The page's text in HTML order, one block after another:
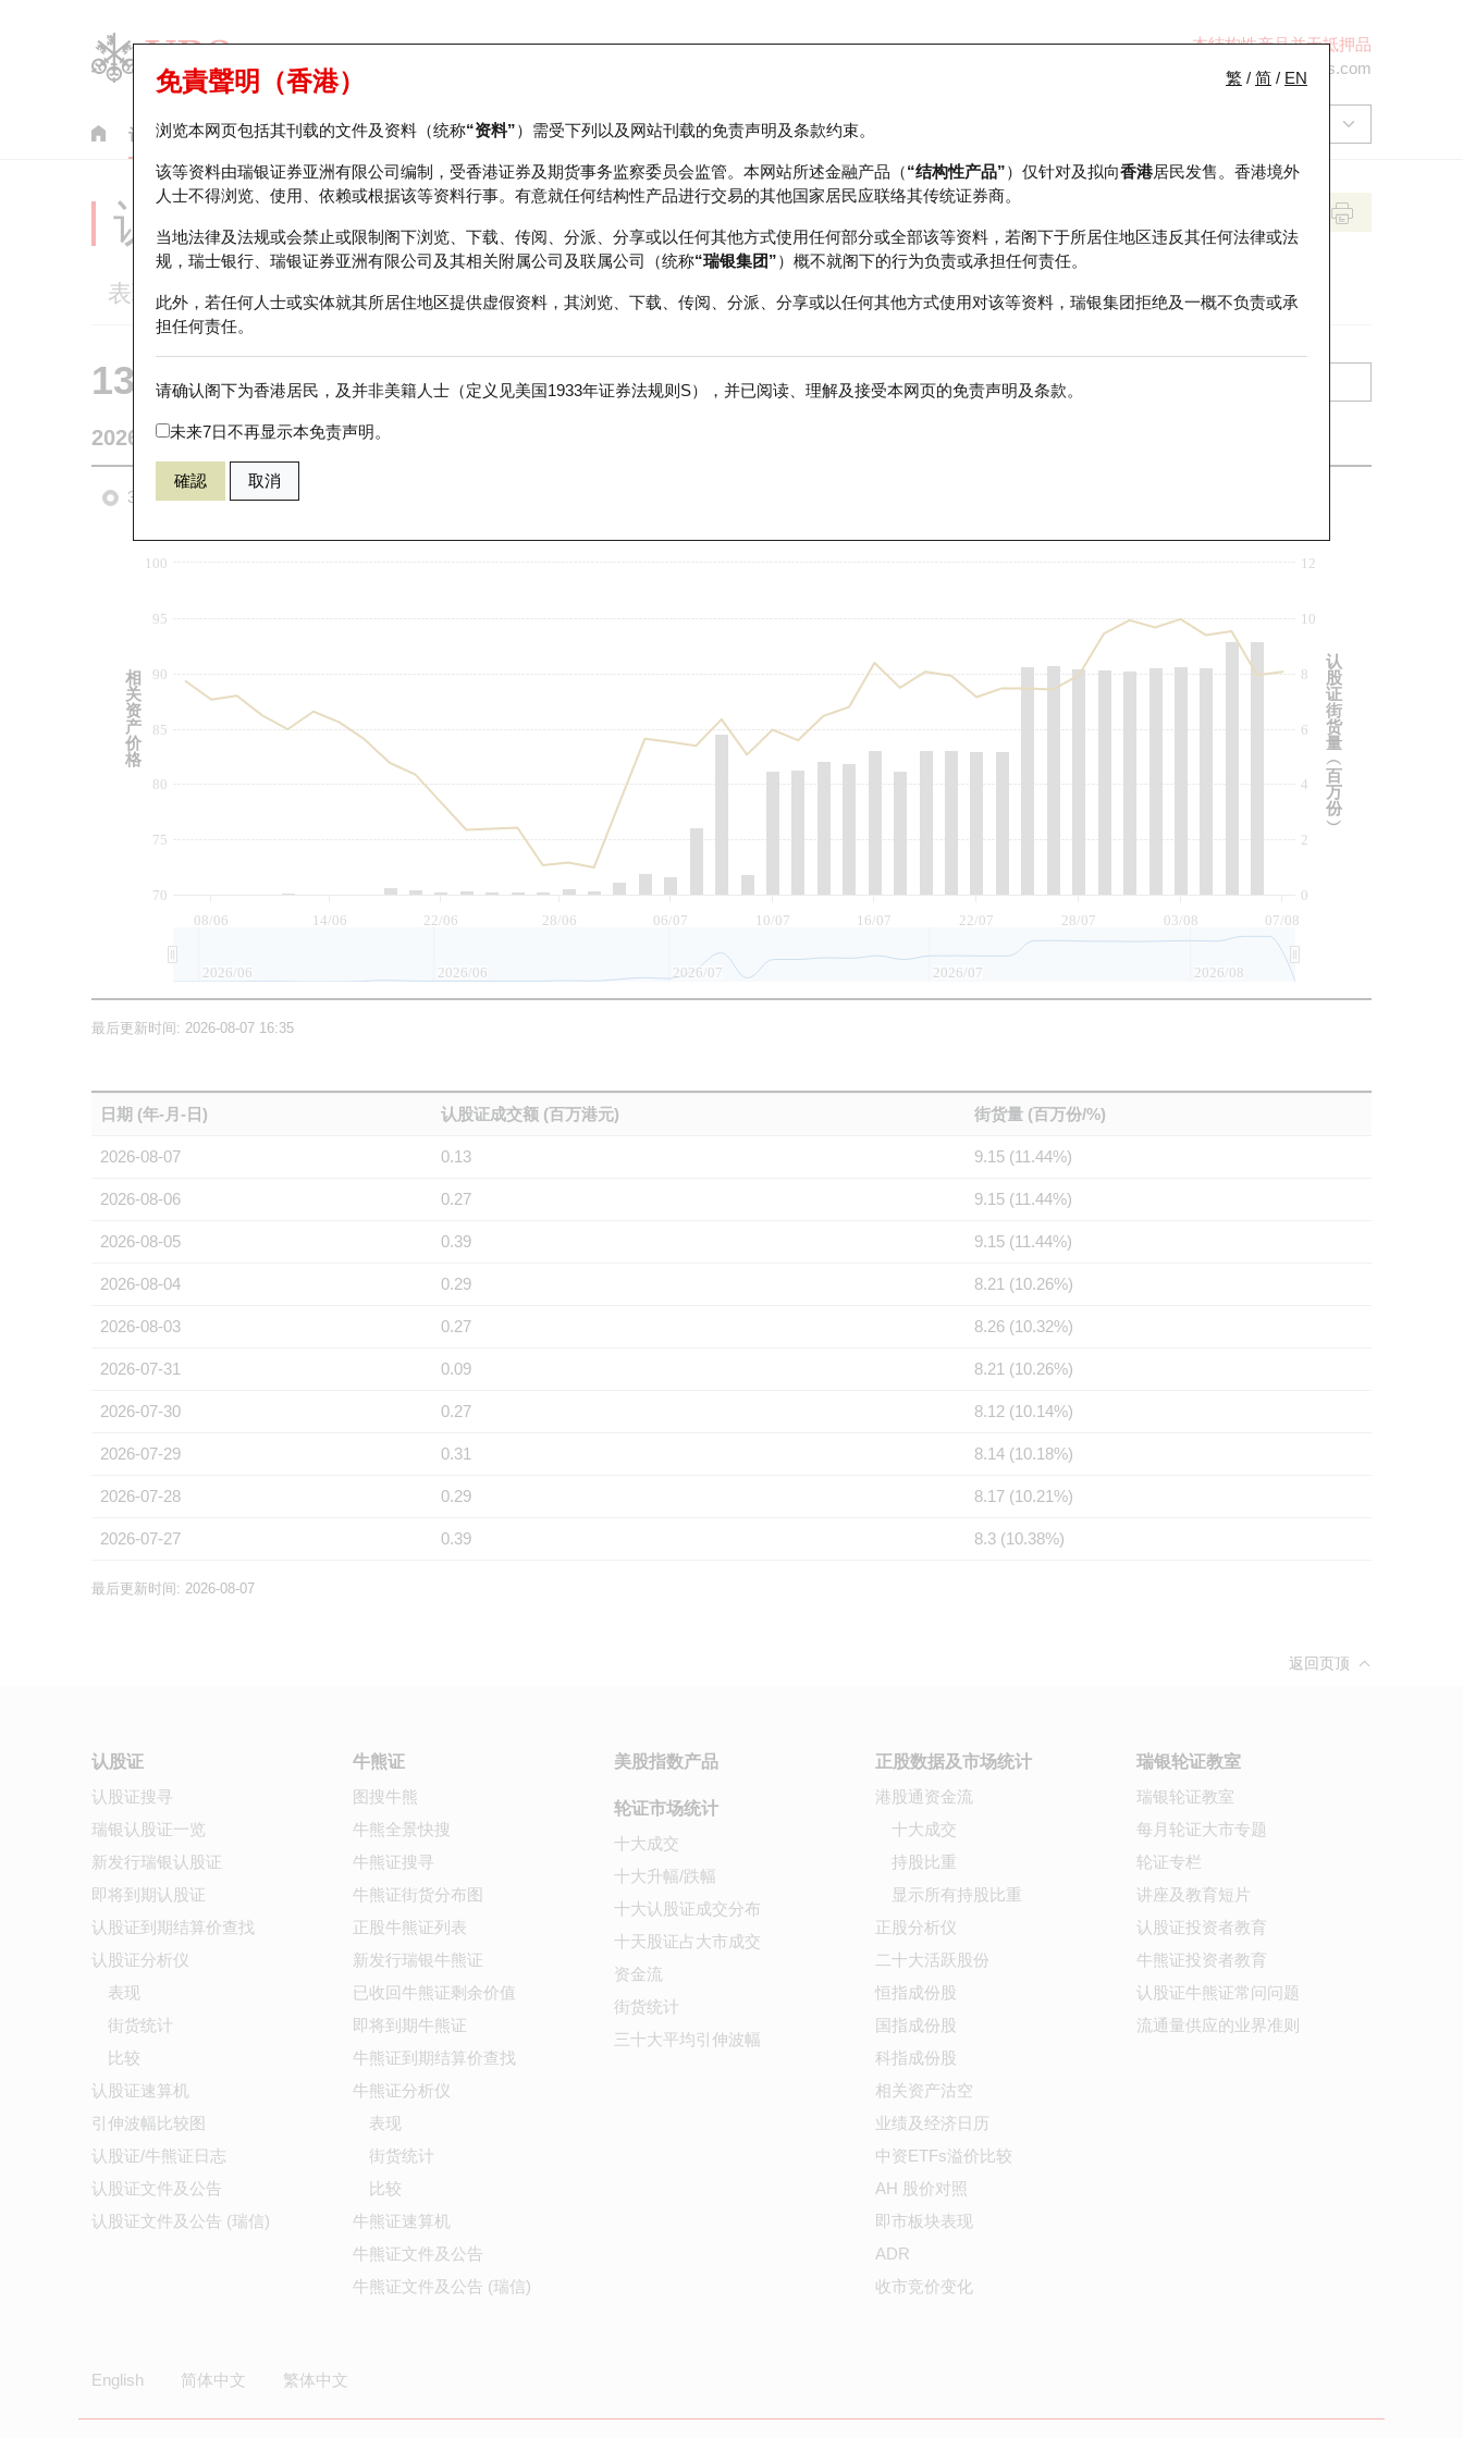
本结构性产品并无抵押品
ol-hkwarrants@ubs.com
认股证 牛熊证 美股指数产品 轮证市场统计 正股数据及市场统计 瑞银轮证教室
繁 / 简 / EN
免責聲明（香港）
浏览本网页包括其刊载的文件及资料（统称“资料”）需受下列以及网站刊载的免责声明及条款约束。
该等资料由瑞银证券亚洲有限公司编制，受香港证券及期货事务监察委员会监管。本网站所述金融产品（“结构性产品”）仅针对及拟向香港居民发售。香港境外
人士不得浏览、使用、依赖或根据该等资料行事。有意就任何结构性产品进行交易的其他国家居民应联络其传统证券商。
当地法律及法规或会禁止或限制阁下浏览、下载、传阅、分派、分享或以任何其他方式使用任何部分或全部该等资料，若阁下于所居住地区违反其任何法律或法
规，瑞士银行、瑞银证券亚洲有限公司及其相关附属公司及联属公司（统称“瑞银集团”）概不就阁下的行为负责或承担任何责任。
此外，若任何人士或实体就其所居住地区提供虚假资料，其浏览、下载、传阅、分派、分享或以任何其他方式使用对该等资料，瑞银集团拒绝及一概不负责或承
担任何责任。
请确认阁下为香港居民，及并非美籍人士（定义见美国1933年证券法规则S），并已阅读、理解及接受本网页的免责声明及条款。
未来7日不再显示本免责声明。
確認 取消
认股证分析仪
表现 街货统计 比较
13325 瑞银认沽 1211 比亚迪股份
2026-08-07 相关资产价格 90.15
3个月 6个月
08/06 14/06 22/06 28/06 06/07 10/07 16/07 22/07 28/07 03/08 07/08
0
2
4
6
8
10
12
70
75
80
85
90
95
100
2026/06 2026/06 2026/07 2026/07 2026/08
认
股
证
街
货
量
︵
百
万
份
︶
相
关
资
产
价
格
最后更新时间: 2026-08-07 16:35
日期 (年-月-日) 认股证成交额 (百万港元) 街货量 (百万份/%)
2026-08-07 0.13 9.15 (11.44%)
2026-08-06 0.27 9.15 (11.44%)
2026-08-05 0.39 9.15 (11.44%)
2026-08-04 0.29 8.21 (10.26%)
2026-08-03 0.27 8.26 (10.32%)
2026-07-31 0.09 8.21 (10.26%)
2026-07-30 0.27 8.12 (10.14%)
2026-07-29 0.31 8.14 (10.18%)
2026-07-28 0.29 8.17 (10.21%)
2026-07-27 0.39 8.3 (10.38%)
最后更新时间: 2026-08-07
返回页顶
认股证
认股证搜寻
瑞银认股证一览
新发行瑞银认股证
即将到期认股证
认股证到期结算价查找
认股证分析仪
表现
街货统计
比较
认股证速算机
引伸波幅比较图
认股证/牛熊证日志
认股证文件及公告
认股证文件及公告 (瑞信)
牛熊证
图搜牛熊
牛熊全景快搜
牛熊证搜寻
牛熊证街货分布图
正股牛熊证列表
新发行瑞银牛熊证
已收回牛熊证剩余价值
即将到期牛熊证
牛熊证到期结算价查找
牛熊证分析仪
表现
街货统计
比较
牛熊证速算机
牛熊证文件及公告
牛熊证文件及公告 (瑞信)
美股指数产品
轮证市场统计
十大成交
十大升幅/跌幅
十大认股证成交分布
十天股证占大市成交
资金流
街货统计
三十大平均引伸波幅
正股数据及市场统计
港股通资金流
十大成交
持股比重
显示所有持股比重
正股分析仪
二十大活跃股份
恒指成份股
国指成份股
科指成份股
相关资产沽空
业绩及经济日历
中资ETFs溢价比较
AH 股价对照
即市板块表现
ADR
收市竞价变化
瑞银轮证教室
瑞银轮证教室
每月轮证大市专题
轮证专栏
讲座及教育短片
认股证投资者教育
牛熊证投资者教育
认股证牛熊证常问问题
流通量供应的业界准则
English 简体中文 繁体中文